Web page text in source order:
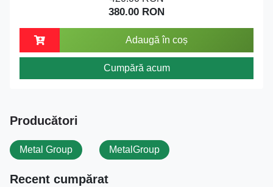
380.00 RON
Adaugă în coș
Cumpără acum
Producători
Metal Group MetalGroup
Recent cumpărat